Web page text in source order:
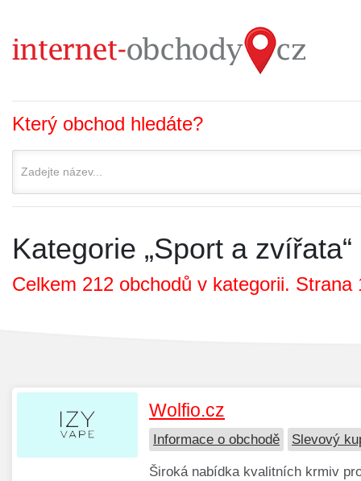
Který obchod hledáte?
Kategorie „Sport a zvířata“
Celkem 212 obchodů v kategorii. Strana
Wolfio.cz
Informace o obchodě Slevový
Široká nabídka kvalitních krmiv